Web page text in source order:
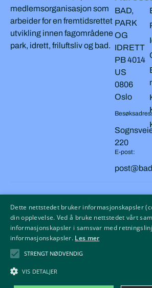
medlemsorganisasjon som
arbeider for en fremtidsrettet
utvikling innen fagområdene
park, idrett, friluftsliv og bad.
BAD,
PARK
OG
IDRETT
PB 4014
US
0806
Oslo
220
E-post:
Dette nettstedet bruker informasjonskapsler
din opplevelse. Ved å bruke nettstedet vårt
informasjonskapsler i samsvar med
informasjonskapsler. Les mer
STRENGT NØDVENDIG
VIS DETALJER